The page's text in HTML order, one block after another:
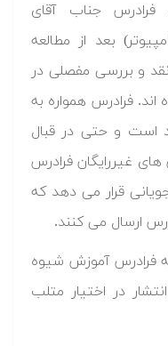
فرادرس جناب آقای
بعد از مطالعه
و بررسی مفصلی در
اند. فرادرس همواره به
است و حتی در قبال
غیررایگان فرادرس
قرار می دهد که
ارسال می کنند.
فرادرس آموزش شیوه
در اختیار متلب